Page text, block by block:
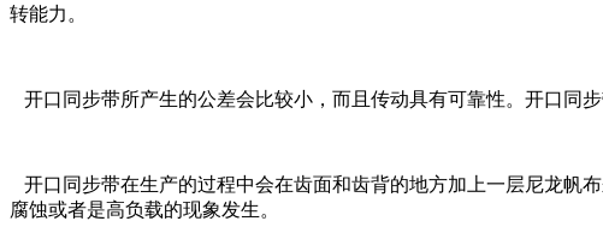
转能力。
开口同步带所产生的公差会比较小，而且传动具有可靠性。开口同步
开口同步带在生产的过程中会在齿面和齿背的地方加上一层尼龙帆
腐蚀或者是高负载的现象发生。